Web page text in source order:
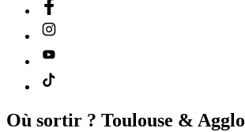
Où sortir ? Toulouse & Agglo